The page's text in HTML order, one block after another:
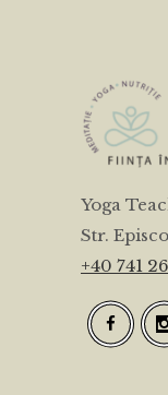
Yoga
Str.
+40 741